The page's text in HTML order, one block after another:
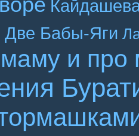
Две Бабы-Яги
и про